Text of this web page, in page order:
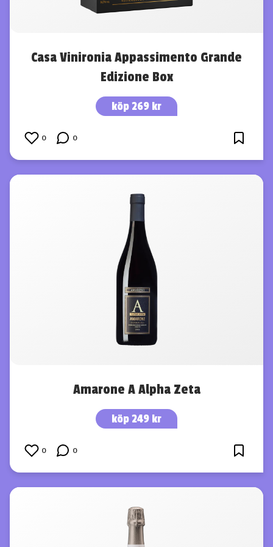
Casa Vinironia Appassimento Grande
Edizione Box
köp 269 kr
0 0
Amarone A Alpha Zeta
köp 249 kr
0 0